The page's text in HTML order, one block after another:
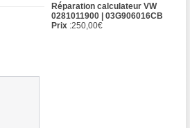
Réparation calculateur VW
0281011900 | 03G906016CB
Prix :250,00€